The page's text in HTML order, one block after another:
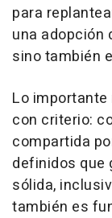
para
una adopción
sino también
Lo
con criterio:
compartida
definidos que
sólida,
también es